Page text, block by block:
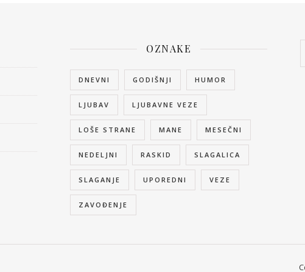
OZNAKE
DNEVNI GODIŠNJI HUMOR
LJUBAV LJUBAVNE VEZE
LOŠE STRANE MANE MESEČNI
NEDELJNI RASKID SLAGALICA
SLAGANJE UPOREDNI VEZE
ZAVOĐENJE